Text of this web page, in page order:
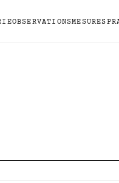
OBSERVATIONSMESURES